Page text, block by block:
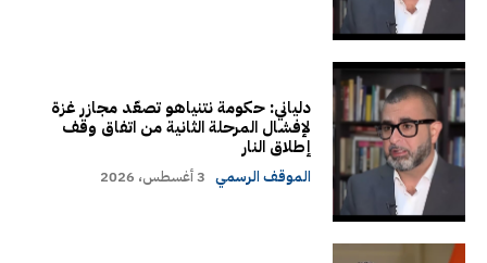
دلياني: حكومة نتنياهو تصعّد مجازر غزة
لإفشال المرحلة الثانية من اتفاق وقف
إطلاق النار
الموقف الرسمي 3 أغسطس، 2026